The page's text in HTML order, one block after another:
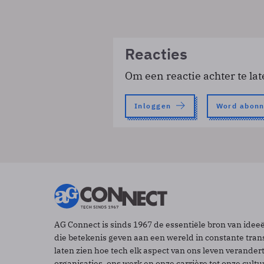
Reacties
Om een reactie achter te
Inloggen Word
AG Connect is sinds 1967 de essentiële bron van
die betekenis geven aan een wereld in constante
laten zien hoe tech elk aspect van ons leven